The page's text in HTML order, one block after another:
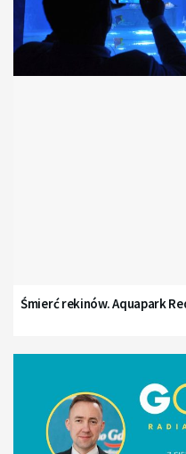
Śmierć rekinów. Aquapark